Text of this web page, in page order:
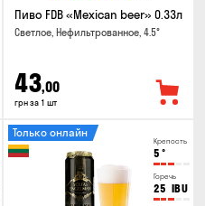
Пиво FDB «Mexican beer» 0.33л
Светлое, Нефильтрованное, 4.5°
43,00
грн за 1 шт
Крепость
5 °
Горечь
25 IBU
Только онлайн